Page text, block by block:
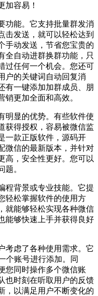
加容易！
功能。它支持批量群发消
击发送，就可以轻松达到
手动发送，节省您宝贵的
全自动进群换群功能，只
过任何一个机会。您还可
户的关键词自动回复消
有一键添加加群成员、朋
更加全面和高效。
明显的优势。有些软件使
获得授权，容易被微信监
一款正版软件，源码开
微信的最新版本，并针对
高，安全性更好。您可以
题。
程背景或专业技能。它提
轻松掌握软件的使用方
就能够轻松实现各种微信
能够快速上手并获得良好
考虑了各种使用需求。它
个账号进行添加。同
您同时操作多个微信账
也时刻在听取用户的反馈
，以满足用户不断变化的